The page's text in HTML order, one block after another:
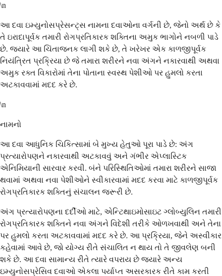
\n
આ દવા ઇમ્યુનોસપ્રેસન્ટ્સ નામના દવાઓના વર્ગની છે, જેનો અર્થ છે કે
તે ઇરાદાપૂર્વક તમારી રોગપ્રતિકારક શક્તિના અમુક ભાગોને નબળી પાડે
છે. જ્યારે આ ચિંતાજનક લાગી શકે છે, તે ખરેખર એક કાળજીપૂર્વક
નિયંત્રિત પ્રક્રિયા છે જે તમારા શરીરને નવા અંગને નકારવાથી અથવા
અમુક રક્ત વિકારોમાં તેના પોતાના સ્વસ્થ પેશીઓ પર હુમલો કરતા
અટકાવવામાં મદદ કરે છે.
\n
નામનો
આ દવા આધુનિક ચિકિત્સામાં બે મુખ્ય હેતુઓ પૂરા પાડે છે: અંગ
પ્રત્યારોપણને નકારવાથી અટકાવવું અને ગંભીર એપ્લાસ્ટિક
એનિમિયાની સારવાર કરવી. બંને પરિસ્થિતિઓમાં તમારા શરીરને સાજા
થવામાં અથવા નવા પેશીઓને સ્વીકારવામાં મદદ કરવા માટે કાળજીપૂર્વક
રોગપ્રતિકારક શક્તિનું સંચાલન જરૂરી છે.
અંગ પ્રત્યારોપણના દર્દીઓ માટે, એન્ટિથાઇમોસાઇટ ગ્લોબ્યુલિન તમારી
રોગપ્રતિકારક શક્તિને નવા અંગને વિદેશી તરીકે ઓળખવાથી અને તેના
પર હુમલો કરતા અટકાવવામાં મદદ કરે છે. આ પ્રક્રિયા, જેને અસ્વીકાર
કહેવામાં આવે છે, જો યોગ્ય રીતે સંચાલિત ન થાય તો તે જીવલેણ બની
શકે છે. આ દવા સામાન્ય રીતે ત્યારે વપરાય છે જ્યારે અન્ય
ઇમ્યુનોસપ્રેસિવ દવાઓ એકલા પર્યાપ્ત અસરકારક રીતે કામ કરતી